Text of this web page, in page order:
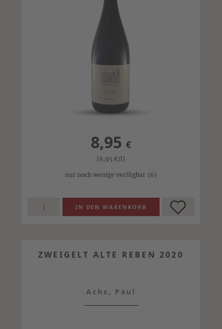
8,95 €
[8,95€/l]
nur noch wenige verfügbar (6)
ZWEIGELT ALTE REBEN 2020
Achs, Paul